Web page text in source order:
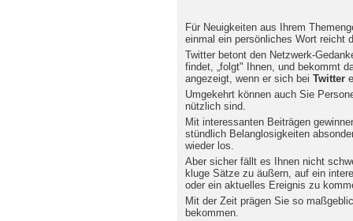
Für Neuigkeiten aus Ihrem
einmal ein persönliches Wort reicht
Twitter betont den Netzwerk-
findet, „folgt" Ihnen, und bekommt
angezeigt, wenn er sich bei Twitter
Umgekehrt können auch Sie
nützlich sind.
Mit interessanten Beiträgen
stündlich Belanglosigkeiten
wieder los.
Aber sicher fällt es Ihnen nicht
kluge Sätze zu äußern, auf ein
oder ein aktuelles Ereignis zu
Mit der Zeit prägen Sie so
bekommen.